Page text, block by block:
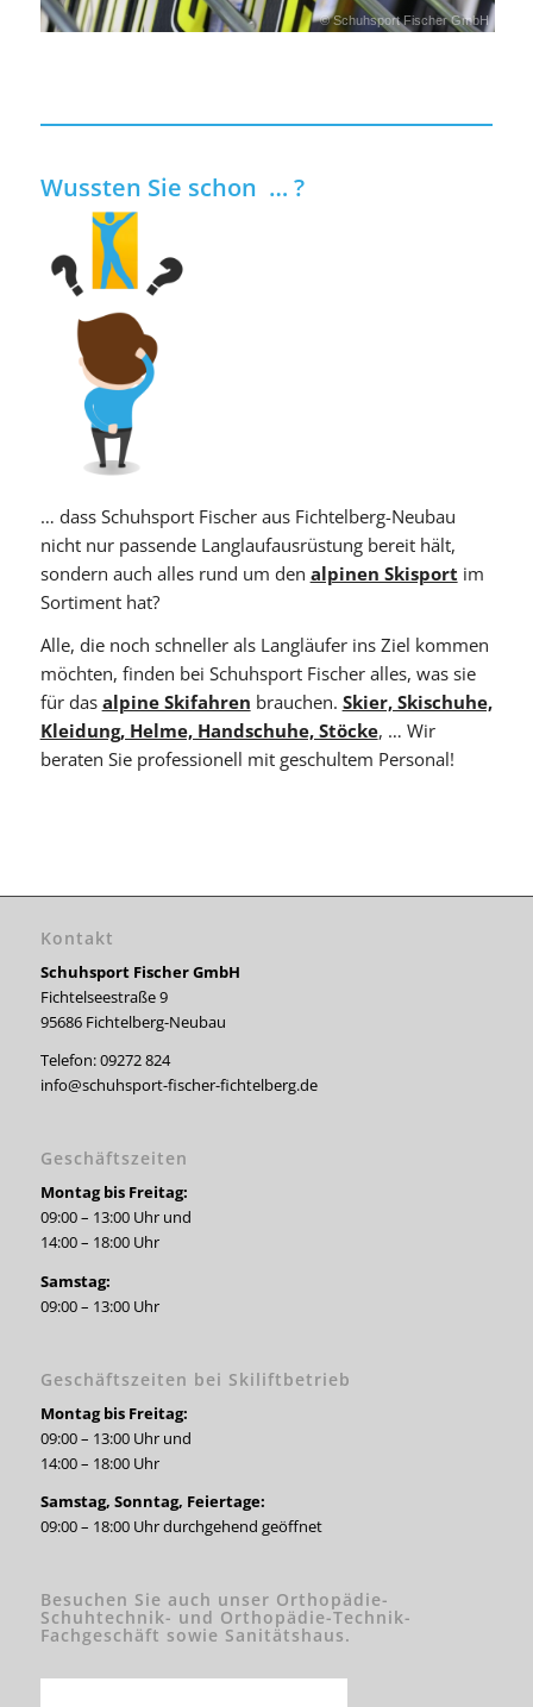
© Schuhsport Fischer GmbH
Wussten Sie schon … ?
… dass Schuhsport Fischer aus Fichtelberg-Neubau
nicht nur passende Langlaufausrüstung bereit hält,
sondern auch alles rund um den alpinen Skisport im
Sortiment hat?
Alle, die noch schneller als Langläufer ins Ziel kommen
möchten, finden bei Schuhsport Fischer alles, was sie
für das alpine Skifahren brauchen. Skier, Skischuhe,
Kleidung, Helme, Handschuhe, Stöcke, … Wir
beraten Sie professionell mit geschultem Personal!
Kontakt
Schuhsport Fischer GmbH
Fichtelseestraße 9
95686 Fichtelberg-Neubau
Telefon: 09272 824
info@schuhsport-fischer-fichtelberg.de
Geschäftszeiten
Montag bis Freitag:
09:00 – 13:00 Uhr und
14:00 – 18:00 Uhr
Samstag:
09:00 – 13:00 Uhr
Geschäftszeiten bei Skiliftbetrieb
Montag bis Freitag:
09:00 – 13:00 Uhr und
14:00 – 18:00 Uhr
Samstag, Sonntag, Feiertage:
09:00 – 18:00 Uhr durchgehend geöffnet
Besuchen Sie auch unser Orthopädie-
Schuhtechnik- und Orthopädie-Technik-
Fachgeschäft sowie Sanitätshaus.